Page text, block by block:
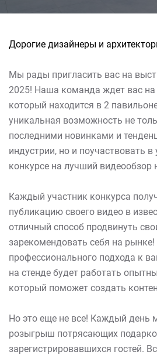
Дорогие дизайнеры и
Мы рады пригласить вас на
2025! Наша команда ждет вас на
который находится в 2
уникальная возможность не
последними новинками и
индустрии, но и поучаствовать в
конкурсе на лучший видеообзор
Каждый участник конкурса
публикацию своего видео в
отличный способ продвинуть
зарекомендовать себя на
профессионального подхода к
на стенде будет работать
который поможет создать
Но это еще не все! Каждый день
розыгрыш потрясающих
зарегистрировавшихся гостей.